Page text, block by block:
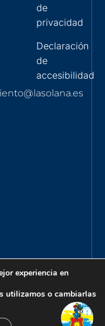
de
privacidad
Declaración
de
accesibilidad
experiencia en
utilizamos o cambiarlas